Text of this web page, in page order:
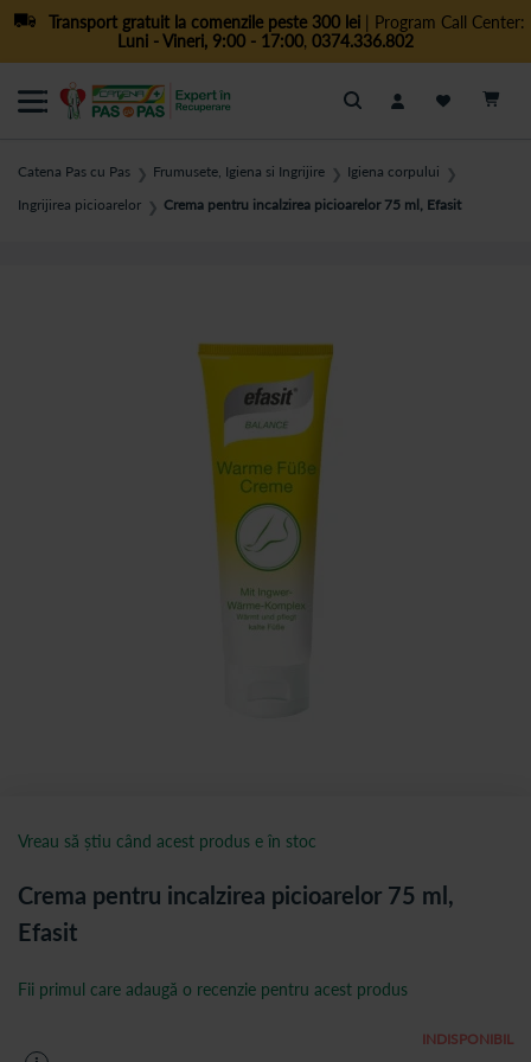
Transport gratuit la comenzile peste 300 lei| Program Call Center:
Luni - Vineri, 9:00 - 17:00, 0374.336.802
Cautare
Catena Pas cu Pas ❯ Frumusete, Igiena si Ingrijire ❯ Igiena corpului ❯
Ingrijirea picioarelor ❯ Crema pentru incalzirea picioarelor 75 ml, Efasit
Crema pentru incalzirea picioarelor 75 ml,
Efasit
INDISPONIBIL
Fii primul care adaugă o recenzie pentru acest produs
Vreau să știu când acest produs e în stoc